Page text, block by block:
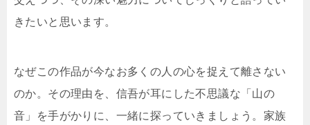
きたいと思います。
なぜこの作品が今なお多くの人の心を捉えて離さない
のか。その理由を、信吾が耳にした不思議な「山の
音」を手がかりに、一緒に探っていきましょう。家族